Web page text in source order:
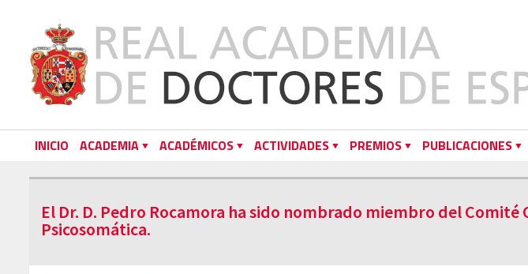
INICIO ACADEMIA ACADÉMICOS ACTIVIDADES PREMIOS PUBLICACIONES
El Dr. D. Pedro Rocamora ha sido nombrado miembro del
Psicosomática.